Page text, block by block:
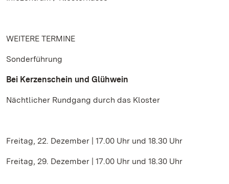
WEITERE TERMINE
Sonderführung
Bei Kerzenschein und Glühwein
Nächtlicher Rundgang durch das Kloster
Freitag, 22. Dezember | 17.00 Uhr und 18.30 Uhr
Freitag, 29. Dezember | 17.00 Uhr und 18.30 Uhr